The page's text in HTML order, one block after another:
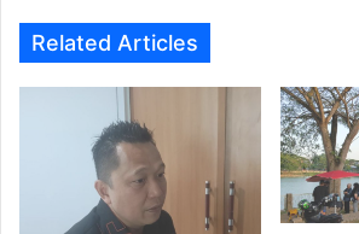
Related Articles